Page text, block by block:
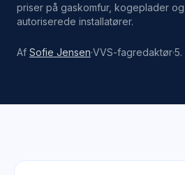
priser på gaskomfur, kogeplader
autoriserede installatører.
Af Sofie Jensen·VVS-fagredaktør·5.